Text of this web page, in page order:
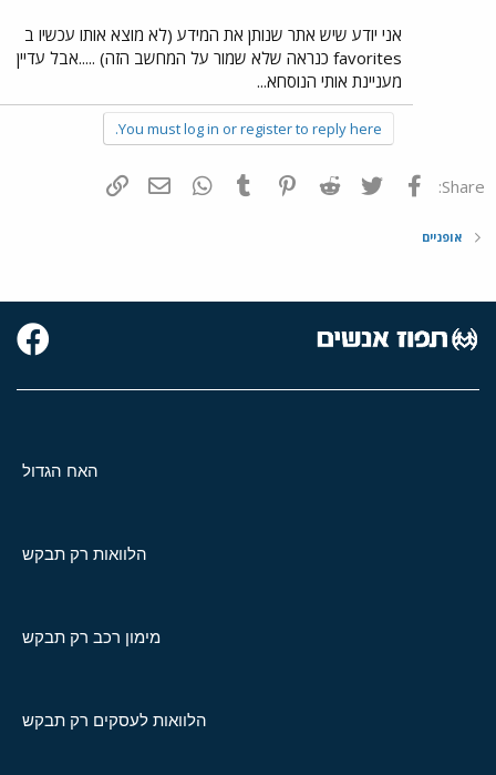
אני יודע שיש אתר שנותן את המידע (לא מוצא אותו עכשיו ב
favorites כנראה שלא שמור על המחשב הזה) .....אבל עדיין
מעניינת אותי הנוסחא...
You must log in or register to reply here.
Share: פייסבוק Twitter
Reddit
Pinterest
Tumblr
WhatsAppדואר אלקטרוני
אופניים
האח הגדול
הלוואות רק תבקש
מימון רכב רק תבקש
הלוואות לעסקים רק תבקש